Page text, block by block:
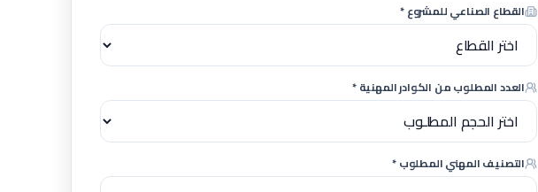
القطاع الصناعي للمشروع *
العدد المطلوب من الكوادر المهنية *
التصنيف المهني المطلوب *